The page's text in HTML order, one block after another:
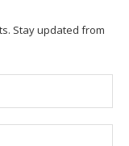
Stay updated from